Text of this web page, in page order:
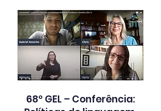
68º GEL – Conferência: